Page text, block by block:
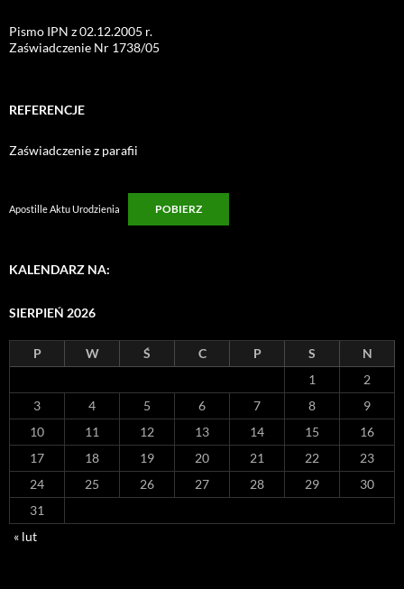
Pismo IPN z 02.12.2005 r.
Zaświadczenie Nr 1738/05
REFERENCJE
Zaświadczenie z parafii
Apostille Aktu Urodzienia POBIERZ
KALENDARZ NA:
SIERPIEŃ 2026
P W Ś C P S
N
1
2
3
4 5 6 7 8
9
10
11 12 13 14 15
16
17
18 19 20 21 22
23
24
25 26 27 28 29
30
31
« lut